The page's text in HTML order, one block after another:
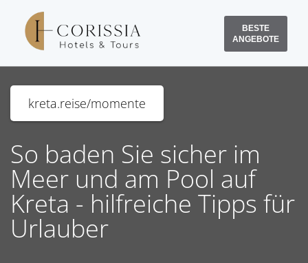
BESTE
ANGEBOTE
kreta.reise/momente
So baden Sie sicher im
Meer und am Pool auf
Kreta - hilfreiche Tipps für
Urlauber